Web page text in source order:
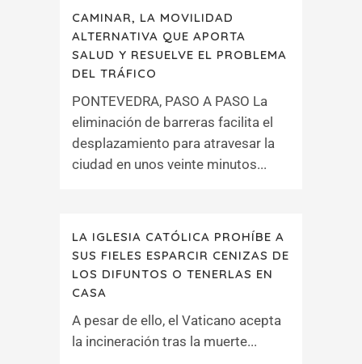
CAMINAR, LA MOVILIDAD
ALTERNATIVA QUE APORTA
SALUD Y RESUELVE EL PROBLEMA
DEL TRÁFICO
PONTEVEDRA, PASO A PASO La
eliminación de barreras facilita el
desplazamiento para atravesar la
ciudad en unos veinte minutos...
LA IGLESIA CATÓLICA PROHÍBE A
SUS FIELES ESPARCIR CENIZAS DE
LOS DIFUNTOS O TENERLAS EN
CASA
A pesar de ello, el Vaticano acepta
la incineración tras la muerte...